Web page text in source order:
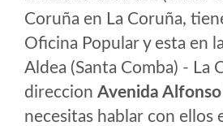
Coruña en La Coruña,
Oficina Popular y esta en
Aldea (Santa Comba) - La
direccion Avenida
necesitas hablar con ellos